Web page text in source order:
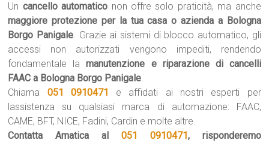
Un cancello automatico non offre solo praticità, ma anche
maggiore protezione per la tua casa o azienda a Bologna
Borgo Panigale. Grazie ai sistemi di blocco automatico, gli
accessi non autorizzati vengono impediti, rendendo
fondamentale lamanutenzione e riparazione di cancelli
FAAC a Bologna Borgo Panigale.
Chiama 051 0910471
e affidati ai nostri esperti per
lassistenza su qualsiasi marca di automazione: FAAC,
CAME, BFT, NICE, Fadini, Cardin e molte altre.
Contatta Amatica al 051 0910471, risponderemo